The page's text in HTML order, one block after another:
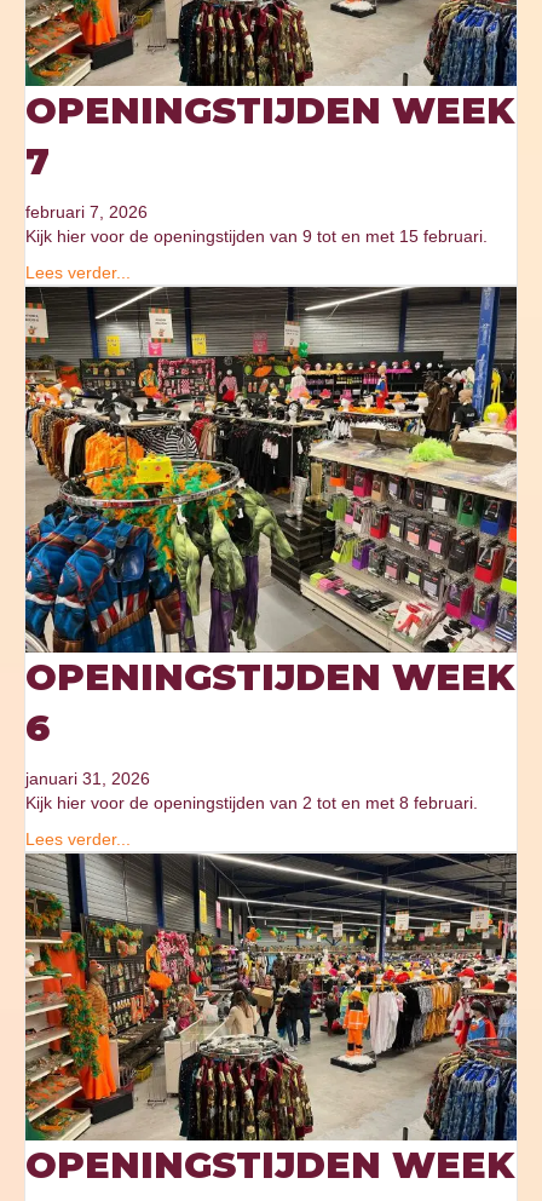
OPENINGSTIJDEN WEEK
7
februari 7, 2026
Kijk hier voor de openingstijden van 9 tot en met 15 februari.
Lees verder...
OPENINGSTIJDEN WEEK
6
januari 31, 2026
Kijk hier voor de openingstijden van 2 tot en met 8 februari.
Lees verder...
OPENINGSTIJDEN WEEK